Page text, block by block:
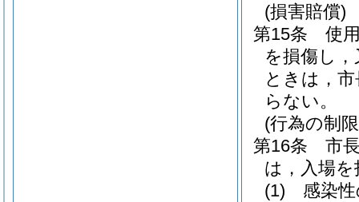
(損害賠償)
第15条
使
を損傷し
ときは，
らない。
(行為の制
第16条
市
は，入場
(1)
感染